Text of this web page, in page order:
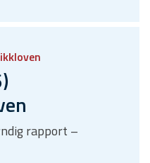
rapport –